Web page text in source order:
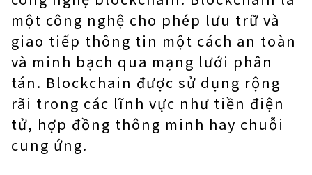
một công nghệ cho phép lưu trữ và
giao tiếp thông tin một cách an toàn
và minh bạch qua mạng lưới phân
tán. Blockchain được sử dụng rộng
rãi trong các lĩnh vực như tiền điện
tử, hợp đồng thông minh hay chuỗi
cung ứng.